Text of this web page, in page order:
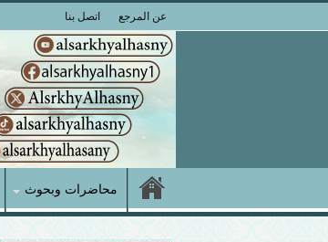
عن المرجع اتصل بنا
محاضرات وبحوث